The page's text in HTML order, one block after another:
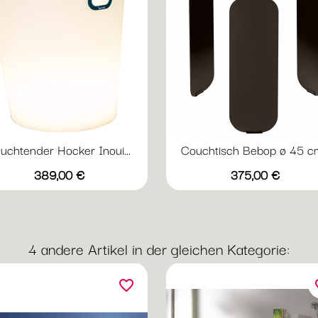
Hocker Inoui...
Preis
389,00 €
Vorschau
Acapulcoblau
Anthrazit
Kaktus
Couchtisch Bebop ø 45
Preis
375,00 €
 Vorschau
AbyssblauAcapulcoblau
Anthrazit
Chili
4 andere Artikel in der gleichen Kategorie:
favorite_border